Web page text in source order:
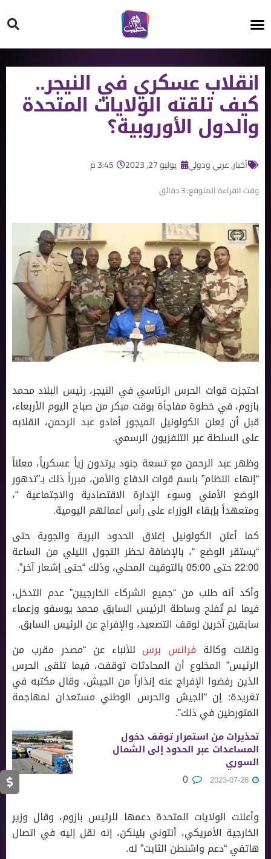
انقلاب عسكري في النيجر..
كيف تلقته الولايات المتحدة
والدول اﻷوروبية؟
أخبار,عربي ودولي يوليو 27, 2023 3:45 م
وقت القراءة المتوقع:3دقائق
احتجزت قوات الحرس الرئاسي في النيجر، رئيس البلاد محمد
بازوم، في خطوة مفاجأة بوقت مبكر من صباح اليوم الأربعاء،
قبل أن يُعلن الكولونيل الميجور أمادو عبد الرحمن، انقلابه
على السلطة عبر التلفزيون الرسمي.
وظهر عبد الرحمن مع تسعة جنود يرتدون زياً عسكرياً، معلناً
“إنهاء النظام” باسم قوات الدفاع والأمن، مبرراً ذلك بـ”تدهور
الوضع الأمني وسوء الإدارة الاقتصادية والاجتماعية “،
ومتعهداً بإبقاء الوزراء على رأس أعمالهم اليومية.
كما أعلن الكولونيل إغلاق الحدود البرية والجوية حتى
“يستقر الوضع “، باﻹضافة لحظر التجول الليلي من الساعة
22:00 حتى 05:00 بالتوقيت المحلي، وذلك “حتى إشعار آخر”.
وأكد أنه طلب من “جميع الشركاء الخارجيين” عدم التدخل،
فيما لم تُفلح وساطة الرئيس السابق محمد يوسفو وزعماء
سابقين آخرين لوقف التصعيد، واﻹفراج عن الرئيس السابق.
ونقلت وكالة فرانس برس للأنباء عن “مصدر مقرب من
الرئيس” المخلوع أن المحادثات توقفت، فيما تلقى الحرس
الذين رفضوا الإفراج عنه إنذاراً من الجيش، وقال مكتبه في
تغريدة: إن “الجيش والحرس الوطني مستعدان لمهاجمة
المتورطين في ذلك”.
تحذيرات من استمرار توقف دخول
المساعدات عبر الحدود إلى الشمال
السوري
وأعلنت الولايات المتحدة دعمها للرئيس بازوم، وقال وزير
الخارجية الأمريكي، أنتوني بلينكن، إنه نقل إليه في اتصال
هاتفي “دعم واشنطن الثابت” له.